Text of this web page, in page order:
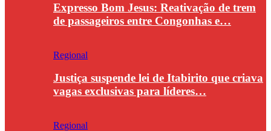
Expresso Bom Jesus: Reativação de trem
de passageiros entre Congonhas e…
Regional
Justiça suspende lei de Itabirito que criava
vagas exclusivas para líderes…
Regional